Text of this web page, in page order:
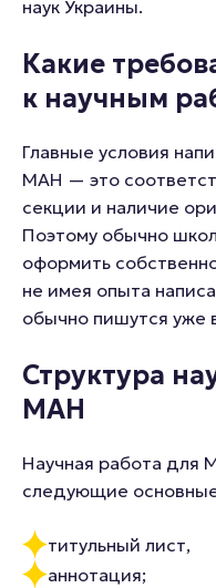
наук Украины.
Какие
к научным
Главные условия
МАН — это
секции и наличие
Поэтому обычно
оформить
не имея опыта
обычно пишутся уже
Структура
МАН
Научная работа для
следующие
титульный лист,
аннотация;